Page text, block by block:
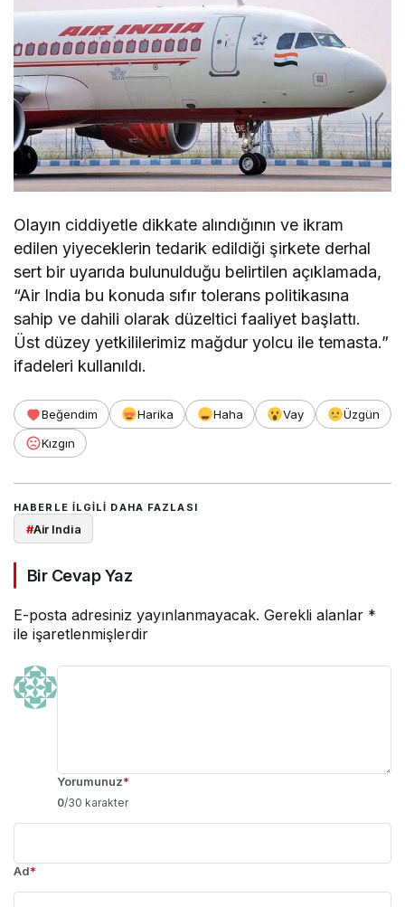
Olayın ciddiyetle dikkate alındığının ve ikram
edilen yiyeceklerin tedarik edildiği şirkete derhal
sert bir uyarıda bulunulduğu belirtilen açıklamada,
“Air India bu konuda sıfır tolerans politikasına
sahip ve dahili olarak düzeltici faaliyet başlattı.
Üst düzey yetkililerimiz mağdur yolcu ile temasta.”
ifadeleri kullanıldı.
Beğendim Harika Haha Vay
Üzgün
Kızgın
HABERLE ILGILI DAHA FAZLASI
#Air India
Bir Cevap Yaz
E-posta adresiniz yayınlanmayacak. Gerekli alanlar *
ile işaretlenmişlerdir
Yorumunuz*
0/30 karakter
Ad*